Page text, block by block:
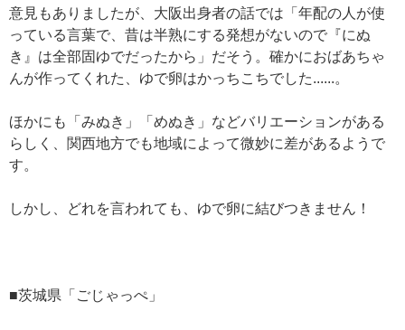
意見もありましたが、大阪出身者の話では「年配の人が使
っている言葉で、昔は半熟にする発想がないので『にぬ
き』は全部固ゆでだったから」だそう。確かにおばあちゃ
んが作ってくれた、ゆで卵はかっちこちでした......。
ほかにも「みぬき」「めぬき」などバリエーションがある
らしく、関西地方でも地域によって微妙に差があるようで
す。
しかし、どれを言われても、ゆで卵に結びつきません！
■茨城県「ごじゃっぺ」